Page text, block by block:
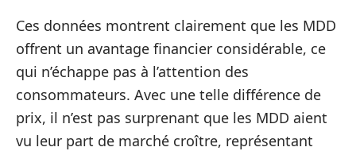
Ces données montrent clairement que les MDD
offrent un avantage financier considérable, ce
qui n’échappe pas à l’attention des
consommateurs. Avec une telle différence de
prix, il n’est pas surprenant que les MDD aient
vu leur part de marché croître, représentant